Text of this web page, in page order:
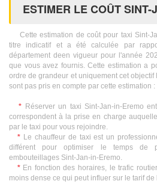
ESTIMER LE COÛT SINT-
Cette estimation de coût pour taxi Sint-
titre indicatif et a été calculée par
département deen vigueur pour l'année
que vous avez fournis. Cette estimation a
ordre de grandeur et uniquement cet
sont pas pris en compte par cette estimation :
* Réserver un taxi Sint-Jan-in-Eremo
correspondent à la prise en charge
par le taxi pour vous rejoindre.
* Le chauffeur de taxi est un
différent pour optimiser le temps de
embouteillages Sint-Jan-in-Eremo.
*En fonction des horaires, le trafic
moins dense ce qui peut influer sur le tarif de